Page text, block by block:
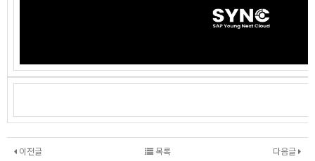
이전글 다음글
목록